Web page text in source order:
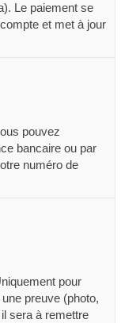
Le paiement se
et met à jour
pouvez
bancaire ou par
numéro de
pour
preuve (photo,
sera à remettre